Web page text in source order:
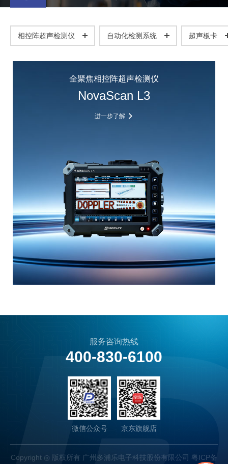
相控阵超声检测仪 自动化检测系统 超声板卡
全聚焦相控阵超声检测仪
NovaScan L3
进一步了解
服务咨询热线
400-830-6100
微信公众号 京东旗舰店
Copyright ◎ 版权所有 广州多浦乐电子科技股份有限公司
粤ICP备